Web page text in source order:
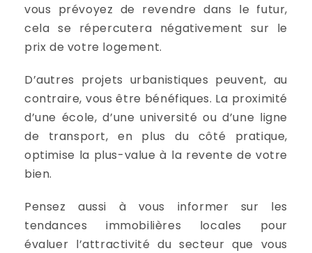
vous prévoyez de revendre dans le futur,
cela se répercutera négativement sur le
prix de votre logement.
D’autres projets urbanistiques peuvent, au
contraire, vous être bénéfiques. La proximité
d’une école, d’une université ou d’une ligne
de transport, en plus du côté pratique,
optimise la plus-value à la revente de votre
bien.
Pensez aussi à vous informer sur les
tendances immobilières locales pour
évaluer l’attractivité du secteur que vous